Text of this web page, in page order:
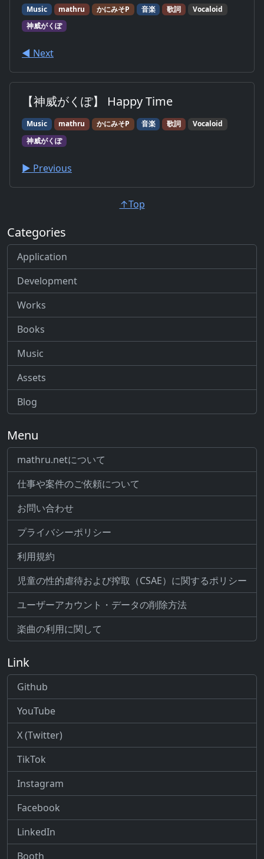
Music mathru かにみそP 音楽 歌詞
Vocaloid
神威がくぽ
◀︎ Next
【神威がくぽ】 Happy Time
Music mathru かにみそP 音楽 歌詞
Vocaloid
神威がくぽ
▶︎ Previous
↑Top
Categories
Application
Development
Works
Books
Music
Assets
Blog
Menu
mathru.netについて
仕事や案件のご依頼について
お問い合わせ
プライバシーポリシー
利用規約
児童の性的虐待および搾取（CSAE）に関するポリシー
ユーザーアカウント・データの削除方法
楽曲の利用に関して
Link
Github
YouTube
X (Twitter)
TikTok
Instagram
Facebook
LinkedIn
Booth